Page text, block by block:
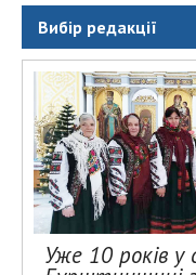
Вибір редакції
Уже 10 років у